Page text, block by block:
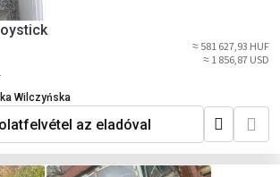
≈ 581 627,93 HUF
≈ 1 856,87 USD
Wilczyńska
az eladóval